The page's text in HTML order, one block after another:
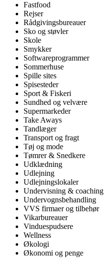
Fastfood
Rejser
Rådgivingsbureauer
Sko og støvler
Skole
Smykker
Softwareprogrammer
Sommerhuse
Spille sites
Spisesteder
Sport & Fiskeri
Sundhed og velvære
Supermarkeder
Take Aways
Tandlæger
Transport og fragt
Tøj og mode
Tømrer & Snedkere
Udklædning
Udlejning
Udlejningslokaler
Undervisning & coaching
Undervognsbehandling
VVS firmaer og tilbehør
Vikarbureauer
Vinduespudsere
Wellness
Økologi
Økonomi og penge